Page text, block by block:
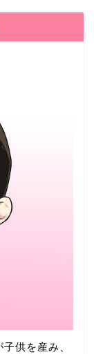
使いレポ
2019年11月6日
供を産み、